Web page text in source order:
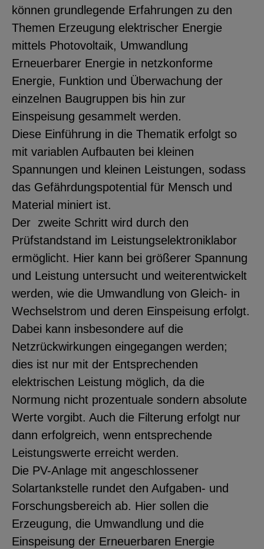
können grundlegende Erfahrungen zu den
Themen Erzeugung elektrischer Energie
mittels Photovoltaik, Umwandlung
Erneuerbarer Energie in netzkonforme
Energie, Funktion und Überwachung der
einzelnen Baugruppen bis hin zur
Einspeisung gesammelt werden.
Diese Einführung in die Thematik erfolgt so
mit variablen Aufbauten bei kleinen
Spannungen und kleinen Leistungen, sodass
das Gefährdungspotential für Mensch und
Material miniert ist.
Der zweite Schritt wird durch den
Prüfstandstand im Leistungselektroniklabor
ermöglicht. Hier kann bei größerer Spannung
und Leistung untersucht und weiterentwickelt
werden, wie die Umwandlung von Gleich- in
Wechselstrom und deren Einspeisung erfolgt.
Dabei kann insbesondere auf die
Netzrückwirkungen eingegangen werden;
dies ist nur mit der Entsprechenden
elektrischen Leistung möglich, da die
Normung nicht prozentuale sondern absolute
Werte vorgibt. Auch die Filterung erfolgt nur
dann erfolgreich, wenn entsprechende
Leistungswerte erreicht werden.
Die PV-Anlage mit angeschlossener
Solartankstelle rundet den Aufgaben- und
Forschungsbereich ab. Hier sollen die
Erzeugung, die Umwandlung und die
Einspeisung der Erneuerbaren Energie